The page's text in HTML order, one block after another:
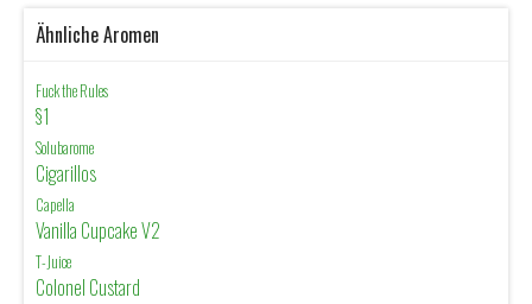
Ähnliche Aromen
Fuck the Rules
§1
Solubarome
Cigarillos
Capella
Vanilla Cupcake V2
T-Juice
Colonel Custard